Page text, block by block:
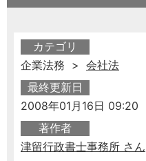
カテゴリ
企業法務 > 会社法
最終更新日
2008年01月16日 09:20
著作者
津留行政書士事務所 さん